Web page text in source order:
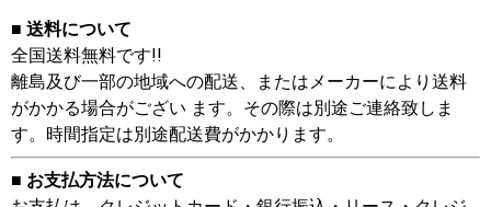
■ 送料について
全国送料無料です!!
離島及び一部の地域への配送、またはメーカーにより送料
がかかる場合がござい ます。その際は別途ご連絡致しま
す。時間指定は別途配送費がかかります。
■ お支払方法について